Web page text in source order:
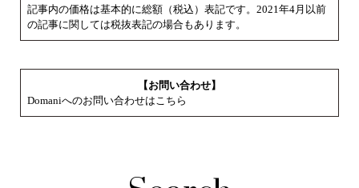
記事内の価格は基本的に総額（税込）表記です。2021年4月以前
の記事に関しては税抜表記の場合もあります。
【お問い合わせ】
Domaniへのお問い合わせはこちら